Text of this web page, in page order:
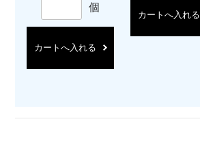
個
カートへ入れる
カートへ入れる